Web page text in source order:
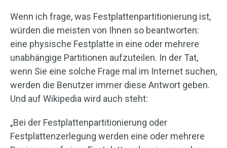
Wenn ich frage, was Festplattenpartitionierung ist,
würden die meisten von Ihnen so beantworten:
eine physische Festplatte in eine oder mehrere
unabhängige Partitionen aufzuteilen. In der Tat,
wenn Sie eine solche Frage mal im Internet suchen,
werden die Benutzer immer diese Antwort geben.
Und auf Wikipedia wird auch steht:
„Bei der Festplattenpartitionierung oder
Festplattenzerlegung werden eine oder mehrere